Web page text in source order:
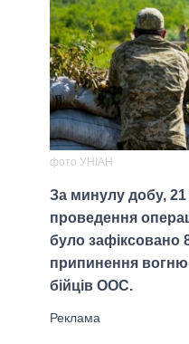
фото УНІАН
За минулу добу, 21
проведення
було
припинення
бійців ООС.